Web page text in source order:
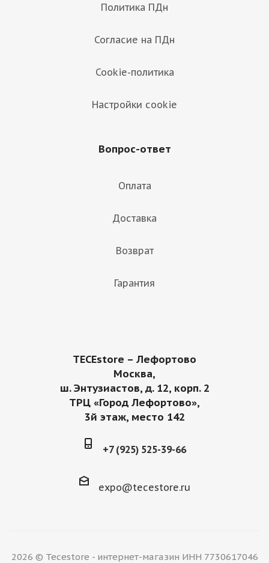
Политика ПДн
Согласие на ПДн
Cookie-политика
Настройки cookie
Вопрос-ответ
Оплата
Доставка
Возврат
Гарантия
TECEstore – Лефортово
Москва,
ш. Энтузиастов, д. 12, корп. 2
ТРЦ «Город Лефортово»,
3й этаж, место 142
+7 (925) 525-39-66
expo@tecestore.ru
2026 © Tecestore - интернет-магазин ИНН 7730617046